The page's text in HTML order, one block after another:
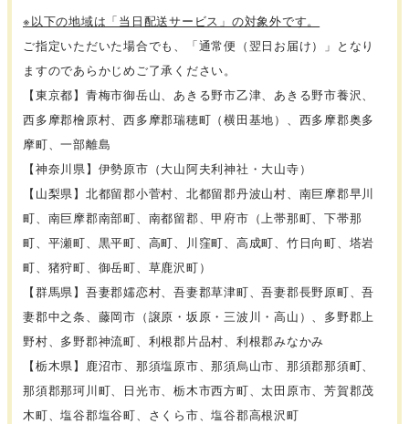
※以下の地域は「当日配送サービス」の対象外です。
ご指定いただいた場合でも、「通常便（翌日お届け）」となり
ますのであらかじめご了承ください。
【東京都】青梅市御岳山、あきる野市乙津、あきる野市養沢、
西多摩郡檜原村、西多摩郡瑞穂町（横田基地）、西多摩郡奥多
摩町、一部離島
【神奈川県】伊勢原市（大山阿夫利神社・大山寺）
【山梨県】北都留郡小菅村、北都留郡丹波山村、南巨摩郡早川
町、南巨摩郡南部町、南都留郡、甲府市（上帯那町、下帯那
町、平瀬町、黒平町、高町、川窪町、高成町、竹日向町、塔岩
町、猪狩町、御岳町、草鹿沢町）
【群馬県】吾妻郡嬬恋村、吾妻郡草津町、吾妻郡長野原町、吾
妻郡中之条、藤岡市（譲原・坂原・三波川・高山）、多野郡上
野村、多野郡神流町、利根郡片品村、利根郡みなかみ
【栃木県】鹿沼市、那須塩原市、那須烏山市、那須郡那須町、
那須郡那珂川町、日光市、栃木市西方町、太田原市、芳賀郡茂
木町、塩谷郡塩谷町、さくら市、塩谷郡高根沢町